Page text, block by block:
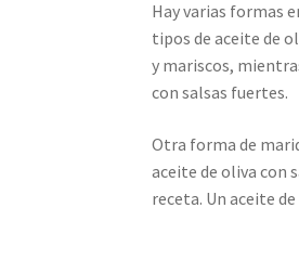
Hay varias formas
tipos de aceite de
y mariscos,
con salsas fuertes.
Otra forma de
aceite de oliva con
receta. Un aceite